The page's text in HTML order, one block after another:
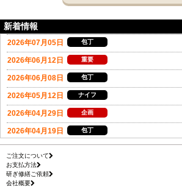
新着情報
ご注文について
お支払方法
研ぎ修繕ご依頼
会社概要